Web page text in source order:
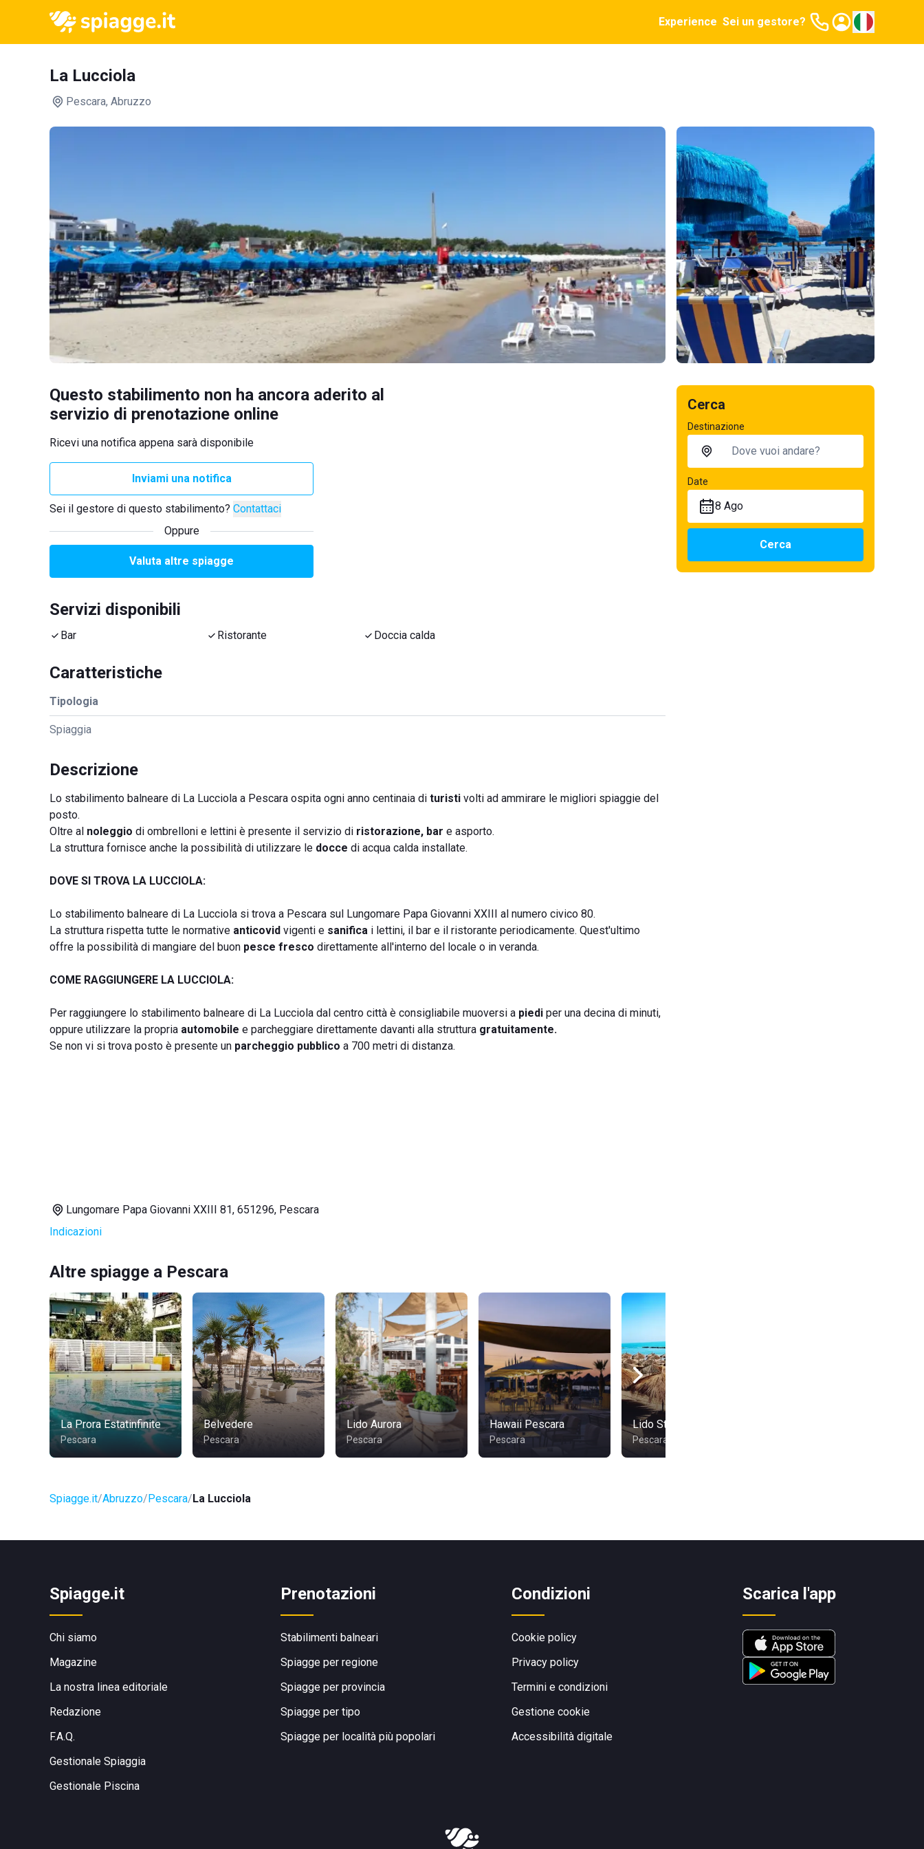
Experience Sei un gestore?
La Lucciola
Pescara, Abruzzo
Questo stabilimento non ha ancora aderito al
servizio di prenotazione online
Ricevi una notifica appena sarà disponibile
Inviami una notifica
Sei il gestore di questo stabilimento? Contattaci
Oppure
Valuta altre spiagge
Servizi disponibili
Bar Ristorante Doccia calda
Caratteristiche
Tipologia
Spiaggia
Descrizione
Lo stabilimento balneare di La Lucciola a Pescara ospita ogni anno centinaia di turisti volti ad ammirare le migliori spiaggie del
posto.
Oltre al noleggio di ombrelloni e lettini è presente il servizio di ristorazione, bar e asporto.
La struttura fornisce anche la possibilità di utilizzare le docce di acqua calda installate.
DOVE SI TROVA LA LUCCIOLA:
Lo stabilimento balneare di La Lucciola si trova a Pescara sul Lungomare Papa Giovanni XXIII al numero civico 80.
La struttura rispetta tutte le normative anticovid vigenti e sanifica i lettini, il bar e il ristorante periodicamente. Quest'ultimo
offre la possibilità di mangiare del buon pesce fresco direttamente all'interno del locale o in veranda.
COME RAGGIUNGERE LA LUCCIOLA:
Per raggiungere lo stabilimento balneare di La Lucciola dal centro città è consigliabile muoversi a piedi per una decina di minuti,
oppure utilizzare la propria automobile e parcheggiare direttamente davanti alla struttura gratuitamente.
Se non vi si trova posto è presente un parcheggio pubblico a 700 metri di distanza.
Lungomare Papa Giovanni XXIII 81, 651296, Pescara
Indicazioni
Altre spiagge a Pescara
La Prora Estatinfinite
Pescara
Belvedere
Pescara
Lido Aurora
Pescara
Hawaii Pescara
Pescara
Lido Stella D'Oro
Pescara
Spiagge.it Abruzzo Pescara La Lucciola
Cerca
Destinazione
Date
8 Ago
Cerca
Spiagge.it
Chi siamo
Magazine
La nostra linea editoriale
Redazione
F.A.Q.
Gestionale Spiaggia
Gestionale Piscina
Prenotazioni
Stabilimenti balneari
Spiagge per regione
Spiagge per provincia
Spiagge per tipo
Spiagge per località più popolari
Condizioni
Cookie policy
Privacy policy
Termini e condizioni
Gestione cookie
Accessibilità digitale
Scarica l'app